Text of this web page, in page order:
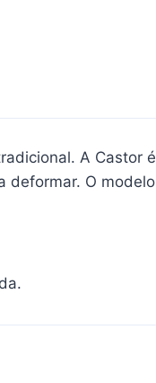
A Castor é
deformar. O modelo